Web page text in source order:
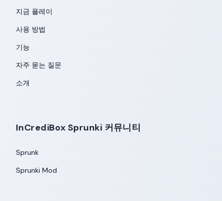
지금 플레이
사용 방법
기능
자주 묻는 질문
소개
InCrediBox Sprunki 커뮤니티
Sprunk
Sprunki Mod